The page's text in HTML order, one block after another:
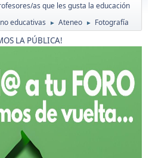
as que les gusta la educación
educativas ► Ateneo ► Fotografía
LA PÚBLICA!